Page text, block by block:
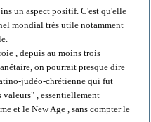
un aspect positif. C'est qu'elle
mondial très utile notamment
, depuis au moins trois
on pourrait presque dire
judéo-chrétienne qui fut
, essentiellement
et le New Age , sans compter le